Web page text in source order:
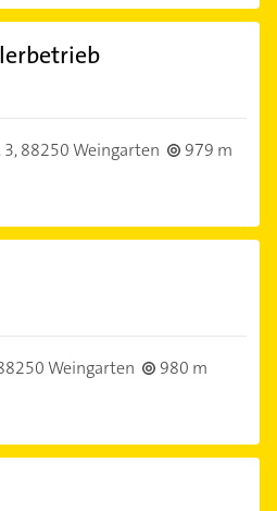
3,88250 Weingarten
979 m
Weingarten
980 m